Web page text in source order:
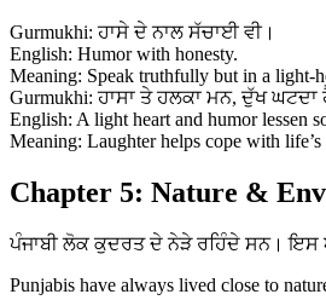
Gurmukhi: ਹਾਸੇ ਦੇ ਨਾਲ ਸੱਚਾਈ ਵੀ।
English: Humor with honesty.
Meaning: Speak truthfully but in a light-
Gurmukhi: ਹਾਸਾ ਤੇ ਹਲਕਾ ਮਨ, ਦੁੱਖ ਘਟਦਾ
English: A light heart and humor lessen
Meaning: Laughter helps cope with
Chapter 5: Nature &
ਪੰਜਾਬੀ ਲੋਕ ਕੁਦਰਤ ਦੇ ਨੇੜੇ ਰਹਿੰਦੇ ਸਨ।
Punjabis have always lived close to